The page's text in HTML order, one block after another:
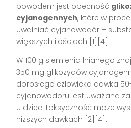
powodem jest obecność
cyjanogennych, które w
uwalniać cyjanowodór –
większych ilościach [1][4].
W 100 g siemienia lnianego
350 mg glikozydów
dorosłego człowieka dawka
cyjanowodoru jest uważana
u dzieci toksyczność może
niższych dawkach [2][4].